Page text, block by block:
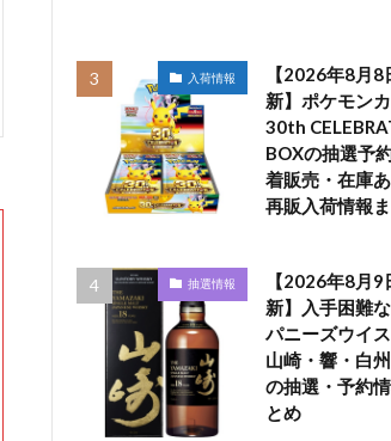
入荷情報
【2026年8月8
新】ポケモン
30th
BOXの抽選予
着販売・在庫あ
再販入荷情報
抽選情報
【2026年8月9
新】入手困難
パニーズウイ
山崎・響・白
の抽選・予約
とめ